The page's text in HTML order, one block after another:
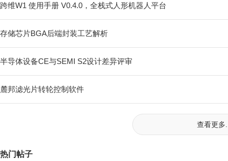
跨维W1 使用手册 V0.4.0，全栈式⼈形机器⼈平台
存储芯片BGA后端封装工艺解析
半导体设备CE与SEMI S2设计差异评审
麓邦滤光片转轮控制软件
查看更多
热门帖子